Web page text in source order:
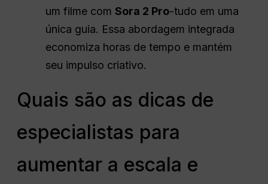
um filme comSora 2 Pro-tudo em uma
única guia. Essa abordagem integrada
economiza horas de tempo e mantém
seu impulso criativo.
Quais são as dicas de
especialistas para
aumentar a escala e